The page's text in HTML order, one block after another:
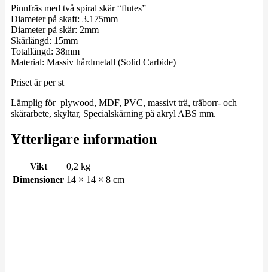
Pinnfräs med två spiral skär “flutes”
Diameter på skaft: 3.175mm
Diameter på skär: 2mm
Skärlängd: 15mm
Totallängd: 38mm
Material: Massiv hårdmetall (Solid Carbide)
Priset är per st
Lämplig för plywood, MDF, PVC, massivt trä, träborr- och
skärarbete, skyltar, Specialskärning på akryl ABS mm.
Ytterligare information
Vikt
0,2 kg
Dimensioner 14 × 14 × 8 cm